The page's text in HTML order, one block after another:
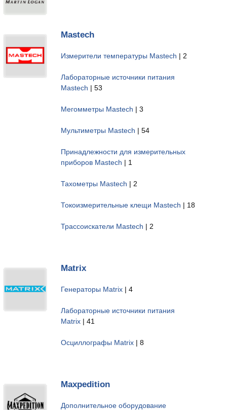
Mastech
Измерители температуры Mastech | 2
Лабораторные источники питания
Mastech | 53
Мегомметры Mastech | 3
Мультиметры Mastech | 54
Принадлежности для измерительных
приборов Mastech | 1
Тахометры Mastech | 2
Токоизмерительные клещи Mastech | 18
Трассоискатели Mastech | 2
Matrix
Генераторы Matrix | 4
Лабораторные источники питания
Matrix | 41
Осциллографы Matrix | 8
Maxpedition
Дополнительное оборудование